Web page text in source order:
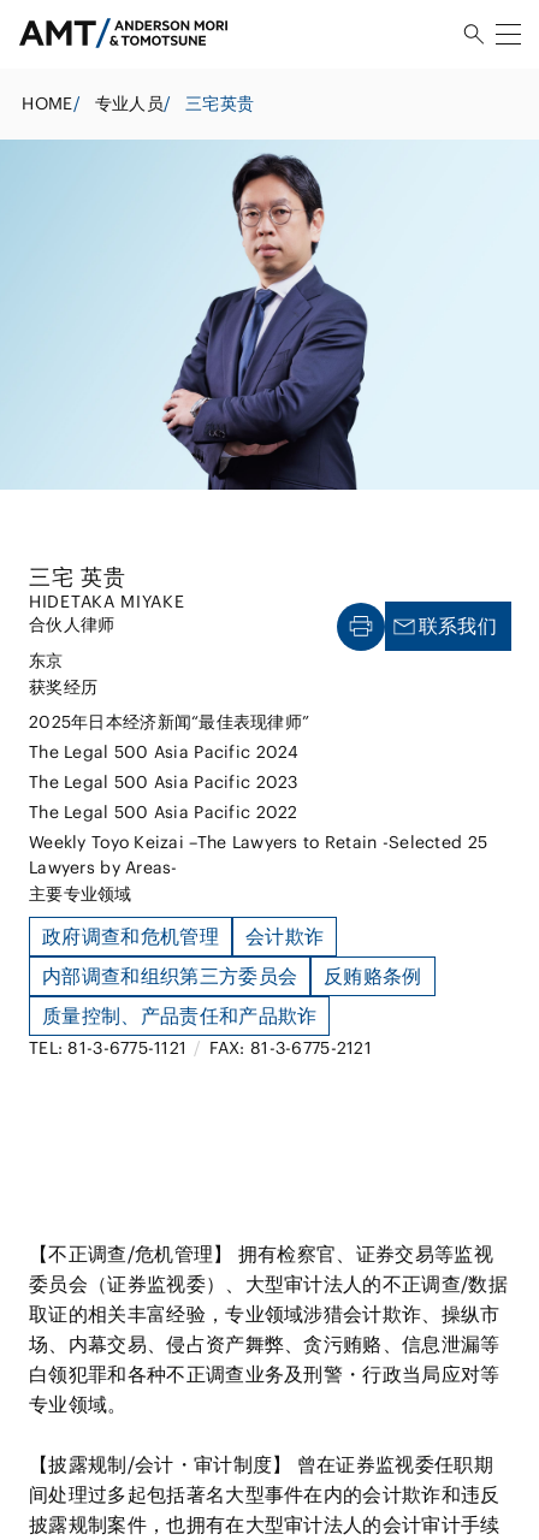
HOME/ 专业人员/ 三宅英贵
三宅 英贵
HIDETAKA MIYAKE
合伙人律师
东京
获奖经历
2025年日本经济新闻“最佳表现律师”
The Legal 500 Asia Pacific 2024
The Legal 500 Asia Pacific 2023
The Legal 500 Asia Pacific 2022
Weekly Toyo Keizai –The Lawyers to Retain -Selected 25
Lawyers by Areas-
主要专业领域
政府调查和危机管理
会计欺诈
内部调查和组织第三方委员会
反贿赂条例
质量控制、产品责任和产品欺诈
TEL: 81-3-6775-1121 / FAX: 81-3-6775-2121
联系我们
【不正调查/危机管理】 拥有检察官、证券交易等监视
委员会（证券监视委）、大型审计法人的不正调查/数据
取证的相关丰富经验，专业领域涉猎会计欺诈、操纵市
场、内幕交易、侵占资产舞弊、贪污贿赂、信息泄漏等
白领犯罪和各种不正调查业务及刑警・行政当局应对等
专业领域。
【披露规制/会计・审计制度】 曾在证券监视委任职期
间处理过多起包括著名大型事件在内的会计欺诈和违反
披露规制案件，也拥有在大型审计法人的会计审计手续